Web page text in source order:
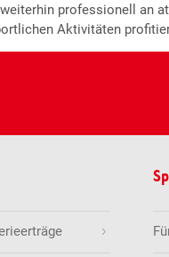
professionell an
Aktivitäten